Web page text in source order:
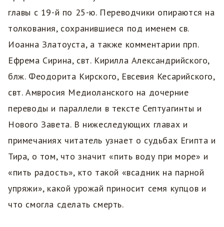
главы с 19-й по 25-ю. Переводчики опираются на
толкования, сохранившиеся под именем св.
Иоанна Златоуста, а также комментарии прп.
Ефрема Сирина, свт. Кирилла Александрийского,
блж. Феодорита Кирского, Евсевия Кесарийского,
свт. Амвросия Медиоланского на дочерние
переводы и параллели в тексте Септуагинты и
Нового Завета. В нижеследующих главах и
примечаниях читатель узнает о судьбах Египта и
Тира, о том, что значит «пить воду при море» и
«пить радость», кто такой «всадник на парной
упряжи», какой урожай приносит семя купцов и
что смогла сделать смерть.